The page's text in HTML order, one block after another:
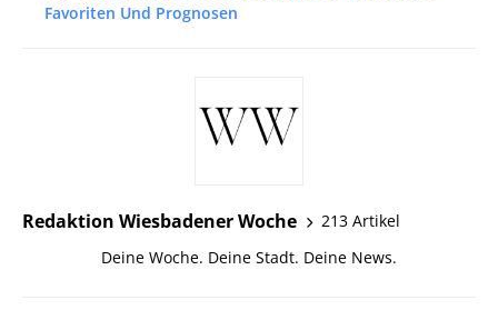
Favoriten Und Prognosen
Redaktion Wiesbadener Woche
213 Artikel
Deine Woche. Deine Stadt. Deine News.